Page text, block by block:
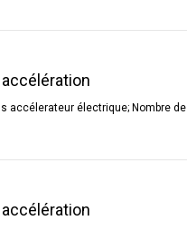
accélerateur électrique; Nombre de